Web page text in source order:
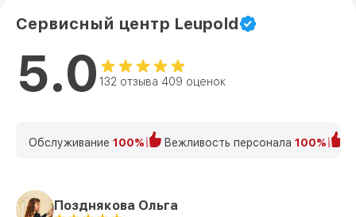
Сервисный центр Leupold
5.0 132 отзыва 409 оценок
Обслуживание 100% Вежливость персонала 100%
Позднякова Ольга